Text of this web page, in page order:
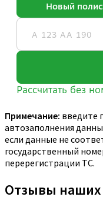
Примечание: введите
автозаполнения
если данные не
государственный
перерегистрации ТС.
Отзывы наших